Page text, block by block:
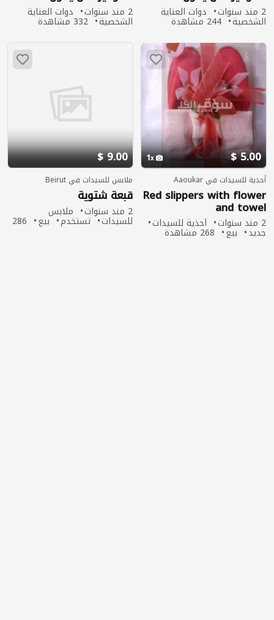
مزيد من الخوف من الحروق
الشمسية والحساسية. .
2 مند سنوات دوات العناية
الشخصية 244 مشاهدة
مزيد من الخوف من الحروق
الشمسية والحساسية. .
2 مند سنوات دوات العناية
الشخصية 332 مشاهدة
5.00 $
1
أحذية للسيدات في Aaoukar
Red slippers with flower
and towel
2 مند سنوات أحذية للسيدات
جديد بيع 268 مشاهدة
9.00 $
ملابس للسيدات في Beirut
قبعة شتوية
2 مند سنوات ملابس
للسيدات تستخدم بيع 286